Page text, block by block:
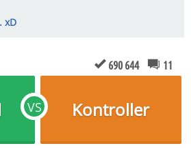
xD
690 644 11
VS Kontroller